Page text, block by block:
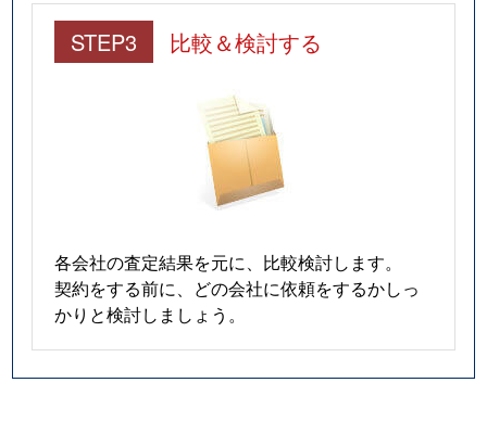
STEP3 比較＆検討する
各会社の査定結果を元に、比較検討します。
契約をする前に、どの会社に依頼をするかしっ
かりと検討しましょう。